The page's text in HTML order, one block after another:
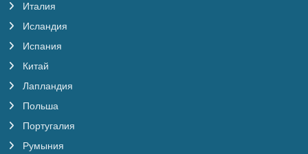
Италия
Исландия
Испания
Китай
Лапландия
Польша
Португалия
Румыния